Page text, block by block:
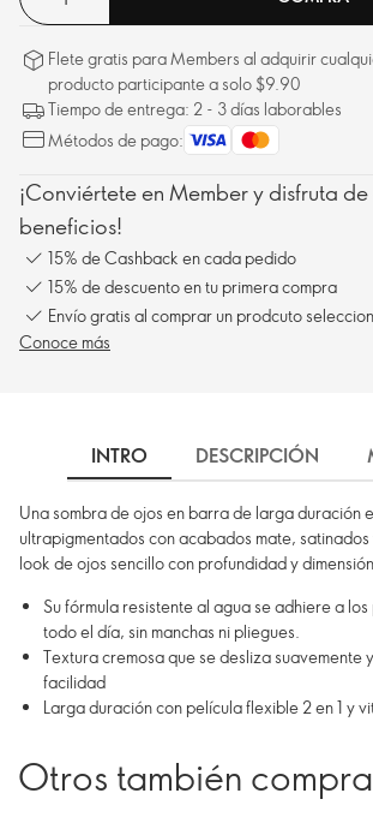
Flete gratis para Members al adquirir
producto participante a solo $9.90
Tiempo de entrega: 2 - 3 días laborables
Métodos de pago:
¡Conviértete en Member y disfruta
beneficios!
15% de Cashback en cada pedido
15% de descuento en tu primera compra
Envío gratis al
Conoce más
INTRO DESCRIPCIÓN
Una sombra de ojos en barra de larga duración
ultrapigmentados con acabados mate,
look de ojos sencillo con profundidad y
Su fórmula resistente al agua se adhiere a
todo el día, sin manchas ni pliegues.
Textura cremosa que se desliza suavemente
facilidad
Larga duración con película flexible 2 en 1 y
Otros también